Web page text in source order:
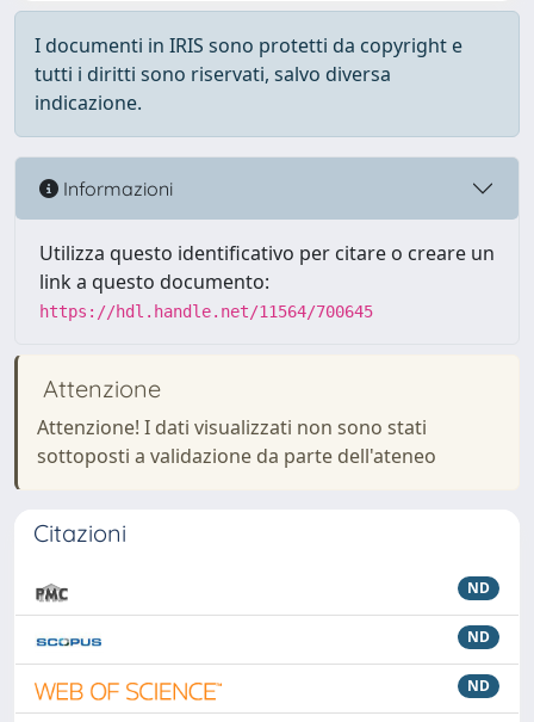
I documenti in IRIS sono protetti da copyright e
tutti i diritti sono riservati, salvo diversa
indicazione.
Informazioni
Utilizza questo identificativo per citare o creare un
link a questo documento:
https://hdl.handle.net/11564/700645
Attenzione
Attenzione! I dati visualizzati non sono stati
sottoposti a validazione da parte dell'ateneo
Citazioni
ND
ND
ND